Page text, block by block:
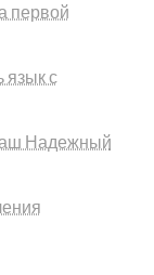
первой
язык с
Надежный